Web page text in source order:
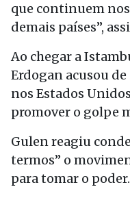
que continuem
demais países”,
Ao chegar a
Erdogan acusou
nos Estados
promover o golpe
Gulen reagiu
termos” o
para tomar o poder.